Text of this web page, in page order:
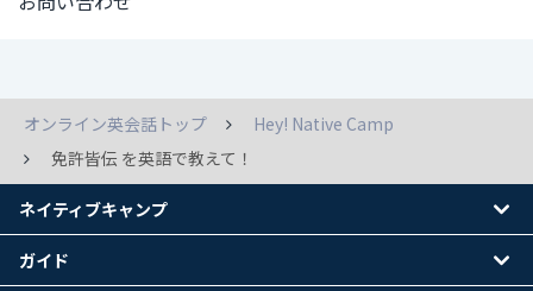
オンライン英会話トップ
Hey! Native Camp
免許皆伝 を英語で教えて！
ネイティブキャンプ
ガイド